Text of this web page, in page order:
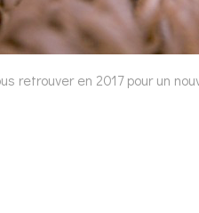
retrouver en 2017 pour un